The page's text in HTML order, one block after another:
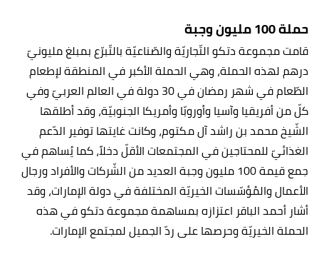
حملة 100 مليون وجبة
قامت مجموعة دتكو التّجاريّة والصّناعيّة بالتّبرّع بمبلغ مليونيّ
درهم لهذه الحملة، وهي الحملة الأكبر في المنطقة لإطعام
الطّعام في شهر رمضان في 30 دولة في العالم العربيّ وفي
كلّ من أفريقيا وآسيا وأوروبّا وأمريكا الجنوبيّة، وقد أطلقها
الشّيخ محمد بن راشد آل مكتوم، وكانت غايتها توفير الدّعم
الغذائيّ للمحتاجين في المجتمعات الأقلّ دخلاً، كما يُساهم في
جمع قيمة 100 مليون وجبة العديد من الشّركات والأفراد ورجال
الأعمال والمُؤسّسات الخيريّة المختلفة في دولة الإمارات، وقد
أشار أحمد الباقر اعتزازه بمساهمة مجموعة دتكو في هذه
الحملة الخيريّة وحرصها على ردّ الجميل لمجتمع الإمارات.